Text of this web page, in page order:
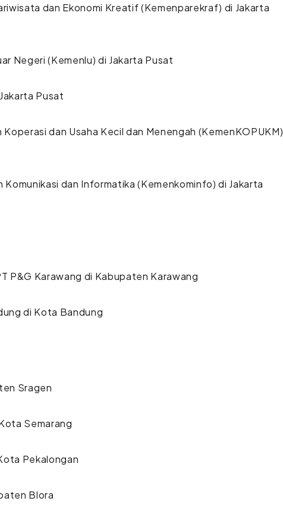
dan Ekonomi Kreatif (Kemenparekraf) di Jakarta
Negeri (Kemenlu) di Jakarta Pusat
Pusat
dan Usaha Kecil dan Menengah (KemenKOPUKM)
dan Informatika (Kemenkominfo) di Jakarta
P&G Karawang di Kabupaten Karawang
di Kota Bandung
Sragen
Semarang
Pekalongan
Blora